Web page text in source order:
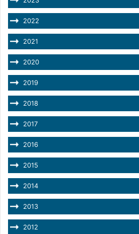
2022
2021
2020
2019
2018
2017
2016
2015
2014
2013
2012